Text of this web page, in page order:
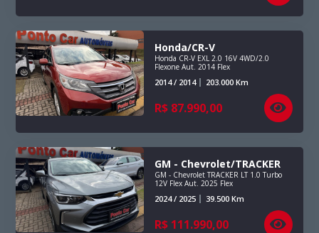
Honda/CR-V
Honda CR-V EXL 2.0 16V 4WD/2.0
Flexone Aut. 2014 Flex
2014 / 2014 203.000 Km
R$ 87.990,00
GM - Chevrolet/TRACKER
GM - Chevrolet TRACKER LT 1.0 Turbo
12V Flex Aut. 2025 Flex
2024 / 2025 39.500 Km
R$ 111.990,00